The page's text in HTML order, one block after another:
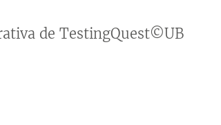
de TestingQuest©UB